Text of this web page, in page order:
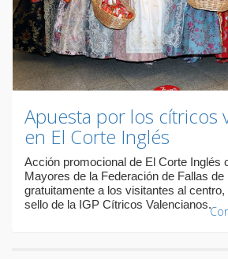
Apuesta por los cítricos
en El Corte Inglés
Acción promocional de El Corte Inglés
Mayores de la Federación de Fallas de
gratuitamente a los visitantes al
sello de la IGP Cítricos Valencianos.